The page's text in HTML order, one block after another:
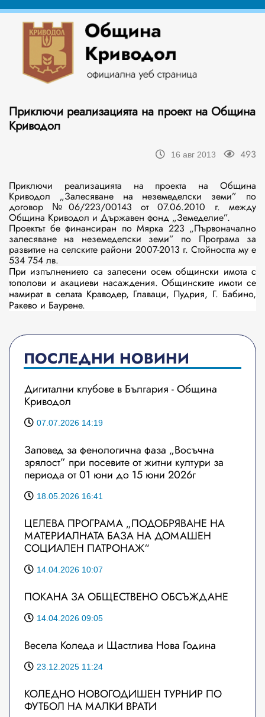
Приключи реализацията на проект на Община
Криводол
16 авг 2013 493
Приключи реализацията на проекта на Община
Криводол „Залесяване на неземеделски земи” по
договор №06/223/00143 от 07.06.2010 г. между
Община Криводол и Държавен фонд „Земеделие”.
Проектът бе финансиран по Мярка 223 „Първоначално
залесяване на неземеделски земи” по Програма за
развитие на селските райони 2007-2013 г. Стойността му е
534 754 лв.
При изпълнението са залесени осем общински имота с
тополови и акациеви насаждения. Общинските имоти се
намират в селата Краводер, Главаци, Пудрия, Г. Бабино,
Ракево и Баурене.
ПОСЛЕДНИ НОВИНИ
Дигитални клубове в България - Община
Криводол
07.07.2026 14:19
Заповед за фенологична фаза „Восъчна
зрялост” при посевите от житни култури за
периода от 01 юни до 15 юни 2026г
18.05.2026 16:41
ЦЕЛЕВА ПРОГРАМА „ПОДОБРЯВАНЕ НА
МАТЕРИАЛНАТА БАЗА НА ДОМАШЕН
СОЦИАЛЕН ПАТРОНАЖ“
14.04.2026 10:07
ПОКАНА ЗА ОБЩЕСТВЕНО ОБСЪЖДАНЕ
14.04.2026 09:05
Весела Коледа и Щастлива Нова Година
23.12.2025 11:24
КОЛЕДНО НОВОГОДИШЕН ТУРНИР ПО
ФУТБОЛ НА МАЛКИ ВРАТИ